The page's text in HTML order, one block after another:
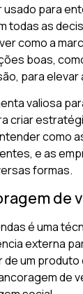
usado para
todas as
como a
boas,
para elevar
valiosa
criar
como
e as
formas.
de
é uma
externa
um produto
de